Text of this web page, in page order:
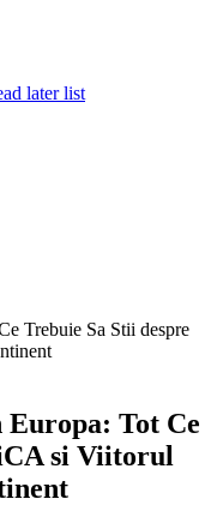
later list
Tot Ce
si Viitorul